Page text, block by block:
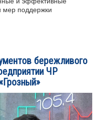
мер поддержки
бережливого
ЧР